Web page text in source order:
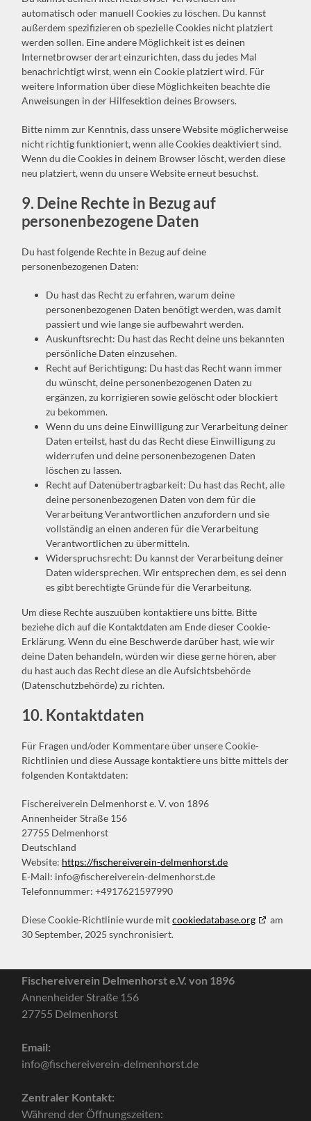
automatisch oder manuell Cookies zu löschen. Du kannst
außerdem spezifizieren ob spezielle Cookies nicht platziert
werden sollen. Eine andere Möglichkeit ist es deinen
Internetbrowser derart einzurichten, dass du jedes Mal
benachrichtigt wirst, wenn ein Cookie platziert wird. Für
weitere Information über diese Möglichkeiten beachte die
Anweisungen in der Hilfesektion deines Browsers.
Bitte nimm zur Kenntnis, dass unsere Website möglicherweise
nicht richtig funktioniert, wenn alle Cookies deaktiviert sind.
Wenn du die Cookies in deinem Browser löscht, werden diese
neu platziert, wenn du unsere Website erneut besuchst.
9. Deine Rechte in Bezug auf
personenbezogene Daten
Du hast folgende Rechte in Bezug auf deine
personenbezogenen Daten:
Du hast das Recht zu erfahren, warum deine
personenbezogenen Daten benötigt werden, was damit
passiert und wie lange sie aufbewahrt werden.
Auskunftsrecht: Du hast das Recht deine uns bekannten
persönliche Daten einzusehen.
Recht auf Berichtigung: Du hast das Recht wann immer
du wünscht, deine personenbezogenen Daten zu
ergänzen, zu korrigieren sowie gelöscht oder blockiert
zu bekommen.
Wenn du uns deine Einwilligung zur Verarbeitung deiner
Daten erteilst, hast du das Recht diese Einwilligung zu
widerrufen und deine personenbezogenen Daten
löschen zu lassen.
Recht auf Datenübertragbarkeit: Du hast das Recht, alle
deine personenbezogenen Daten von dem für die
Verarbeitung Verantwortlichen anzufordern und sie
vollständig an einen anderen für die Verarbeitung
Verantwortlichen zu übermitteln.
Widerspruchsrecht: Du kannst der Verarbeitung deiner
Daten widersprechen. Wir entsprechen dem, es sei denn
es gibt berechtigte Gründe für die Verarbeitung.
Um diese Rechte auszuüben kontaktiere uns bitte. Bitte
beziehe dich auf die Kontaktdaten am Ende dieser Cookie-
Erklärung. Wenn du eine Beschwerde darüber hast, wie wir
deine Daten behandeln, würden wir diese gerne hören, aber
du hast auch das Recht diese an die Aufsichtsbehörde
(Datenschutzbehörde) zu richten.
10. Kontaktdaten
Für Fragen und/oder Kommentare über unsere Cookie-
Richtlinien und diese Aussage kontaktiere uns bitte mittels der
folgenden Kontaktdaten:
Fischereiverein Delmenhorst e. V. von 1896
Annenheider Straße 156
27755 Delmenhorst
Deutschland
Website: https://fischereiverein-delmenhorst.de
E-Mail: info@fischereiverein-delmenhorst.de
Telefonnummer: +4917621597990
Diese Cookie-Richtlinie wurde mitcookiedatabase.org
am
30 September, 2025 synchronisiert.
Fischereiverein Delmenhorst e.V. von 1896
Annenheider Straße 156
27755 Delmenhorst
Email:
info@fischereiverein-delmenhorst.de
Zentraler Kontakt:
Während der Öffnungszeiten: